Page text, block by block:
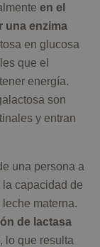
en el
una enzima
en glucosa
que el
energía.
son
y entran
una persona a
capacidad de
materna.
de lactasa
, lo que resulta